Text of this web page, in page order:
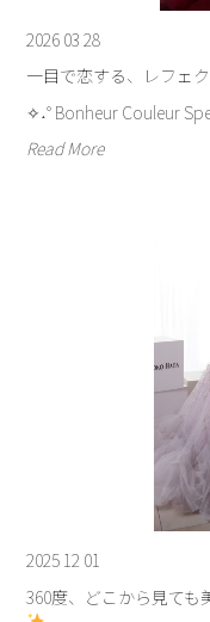
2026 03 28
一目で恋する、レフェ
✧˖° Bonheur Couleur
Read More
2025 12 01
360度、どこから見ても